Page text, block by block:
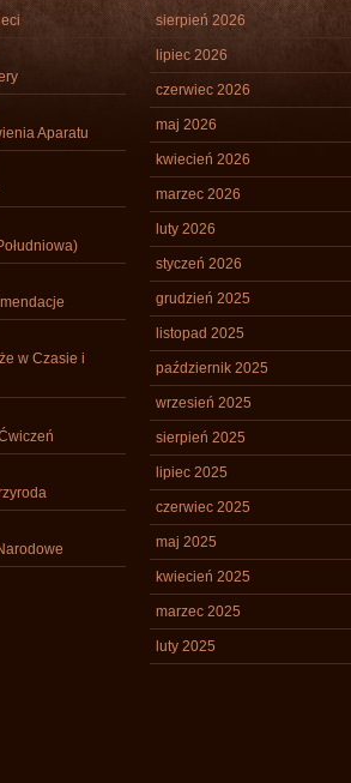
Aparatu
w Czasie i
sierpień 2026
lipiec 2026
czerwiec 2026
maj 2026
kwiecień 2026
marzec 2026
luty 2026
styczeń 2026
grudzień 2025
listopad 2025
październik 2025
wrzesień 2025
sierpień 2025
lipiec 2025
czerwiec 2025
maj 2025
kwiecień 2025
marzec 2025
luty 2025